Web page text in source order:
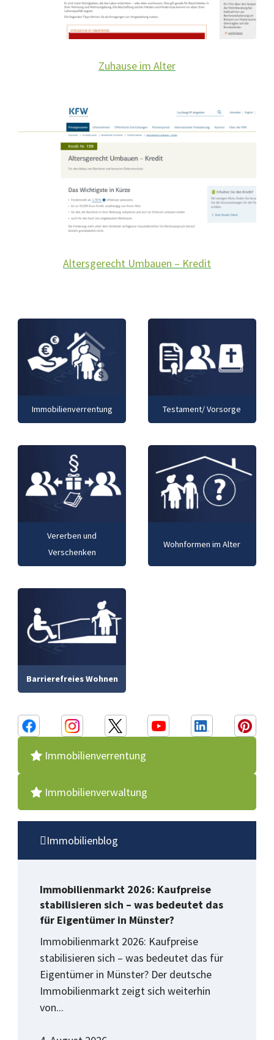
Zuhause im Alter
Altersgerecht Umbauen – Kredit
Immobilienverrentung Testament/ Vorsorge
Vererben und
Verschenken
Wohnformen im Alter
Barrierefreies Wohnen
Immobilienverrentung
Immobilienverwaltung
Immobilienblog
Immobilienmarkt 2026: Kaufpreise
stabilisieren sich – was bedeutet das
für Eigentümer in Münster?
Immobilienmarkt 2026: Kaufpreise
stabilisieren sich – was bedeutet das für
Eigentümer in Münster? Der deutsche
Immobilienmarkt zeigt sich weiterhin
von...